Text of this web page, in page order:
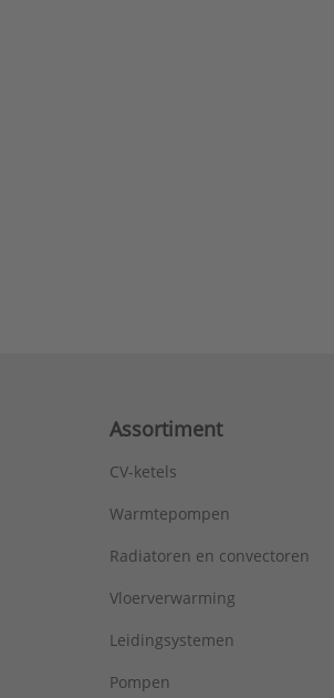
Assortiment
CV-ketels
Warmtepompen
Radiatoren en convectoren
Vloerverwarming
Leidingsystemen
Pompen